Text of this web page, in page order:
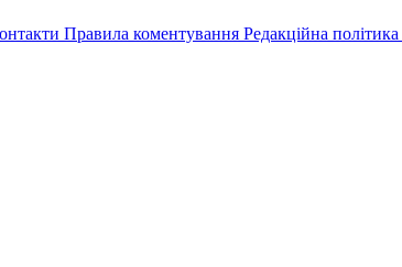
Правила коментування Редакційна політика